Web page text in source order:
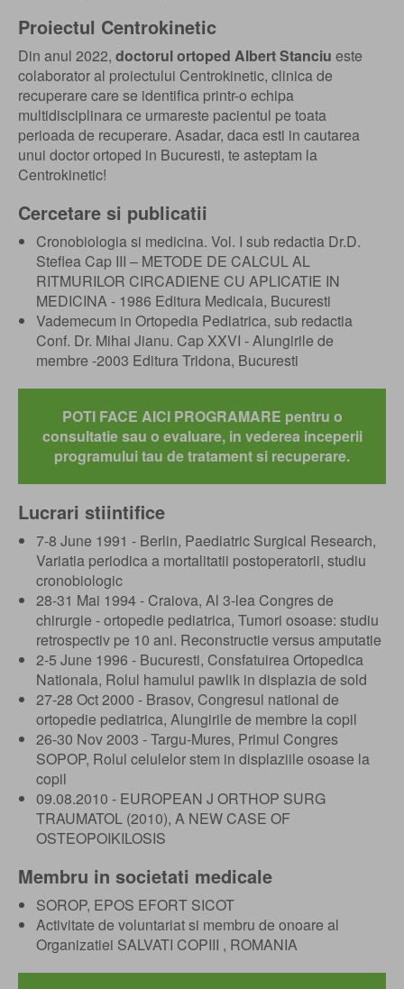
Proiectul Centrokinetic
Din anul 2022, doctorul ortoped Albert Stanciu este
colaborator al proiectului Centrokinetic, clinica de
recuperare care se identifica printr-o echipa
multidisciplinara ce urmareste pacientul pe toata
perioada de recuperare. Asadar, daca esti in cautarea
unui doctor ortoped in Bucuresti, te asteptam la
Centrokinetic!
Cercetare si publicatii
Cronobiologia si medicina. Vol. I sub redactia Dr.D.
Steflea Cap III – METODE DE CALCUL AL
RITMURILOR CIRCADIENE CU APLICATIE IN
MEDICINA - 1986 Editura Medicala, Bucuresti
Vademecum in Ortopedia Pediatrica, sub redactia
Conf. Dr. Mihai Jianu. Cap XXVI - Alungirile de
membre -2003 Editura Tridona, Bucuresti
POTI FACE AICI PROGRAMARE pentru o
consultatie sau o evaluare, in vederea inceperii
programului tau de tratament si recuperare.
Lucrari stiintifice
7-8 June 1991 - Berlin, Paediatric Surgical Research,
Variatia periodica a mortalitatii postoperatorii, studiu
cronobiologic
28-31 Mai 1994 - Craiova, Al 3-lea Congres de
chirurgie - ortopedie pediatrica, Tumori osoase: studiu
retrospectiv pe 10 ani. Reconstructie versus amputatie
2-5 June 1996 - Bucuresti, Consfatuirea Ortopedica
Nationala, Rolul hamului pawlik in displazia de sold
27-28 Oct 2000 - Brasov, Congresul national de
ortopedie pediatrica, Alungirile de membre la copil
26-30 Nov 2003 - Targu-Mures, Primul Congres
SOPOP, Rolul celulelor stem in displaziile osoase la
copil
09.08.2010 - EUROPEAN J ORTHOP SURG
TRAUMATOL (2010), A NEW CASE OF
OSTEOPOIKILOSIS
Membru in societati medicale
SOROP, EPOS EFORT SICOT
Activitate de voluntariat si membru de onoare al
Organizatiei SALVATI COPIII , ROMANIA